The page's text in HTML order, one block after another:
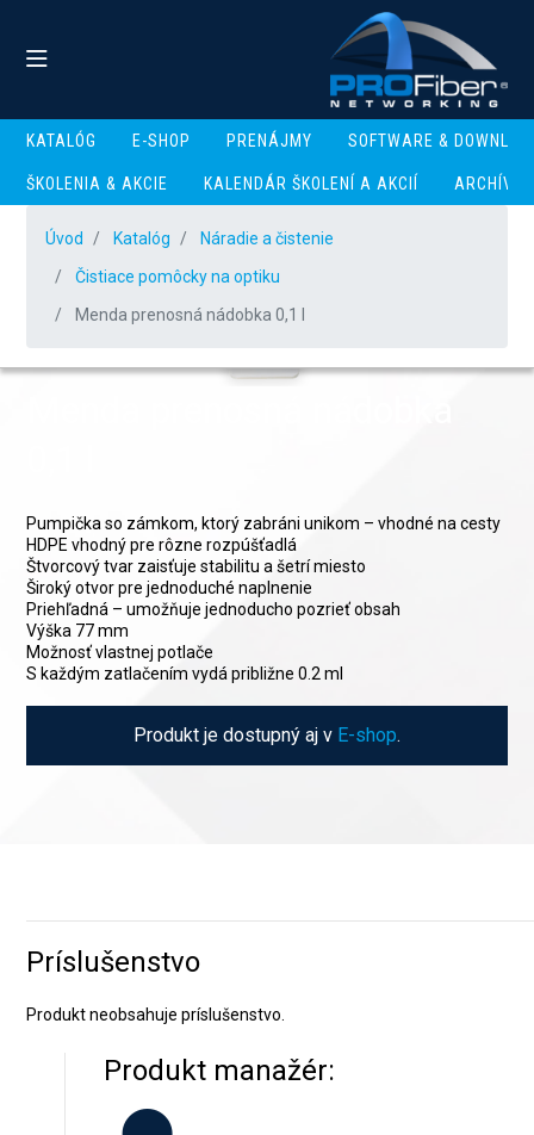
KATALÓG E-SHOP PRENÁJMY SOFTWARE &
ŠKOLENIA & AKCIE KALENDÁR ŠKOLENÍ A AKCIÍ ARCHÍV
Úvod Katalóg
Náradie a čistenie
Čistiace pomôcky na optiku
Menda prenosná nádobka 0,1 l
Pumpička so zámkom, ktorý zabráni unikom – vhodné na cesty
HDPE vhodný pre rôzne rozpúšťadlá
Štvorcový tvar zaisťuje stabilitu a šetrí miesto
Široký otvor pre jednoduché naplnenie
Priehľadná – umožňuje jednoducho pozrieť obsah
Výška 77 mm
Možnosť vlastnej potlače
S každým zatlačením vydá približne 0.2 ml
Produkt je dostupný aj v E-shop.
Príslušenstvo
Produkt neobsahuje príslušenstvo.
Produkt manažér: